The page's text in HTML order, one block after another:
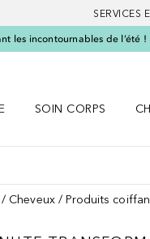
SERVICES
les incontournables de l’été !
l'accueil Douglas
SOIN CORPS
Cheveux Produits